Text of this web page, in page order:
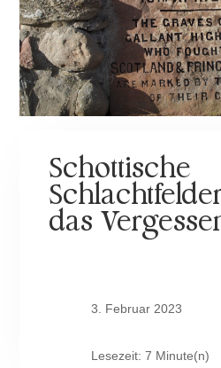
Schottische
das
3. Februar 2023
Lesezeit: 7 Minute(n)